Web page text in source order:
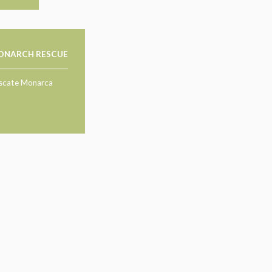
RESCUE
Monarca